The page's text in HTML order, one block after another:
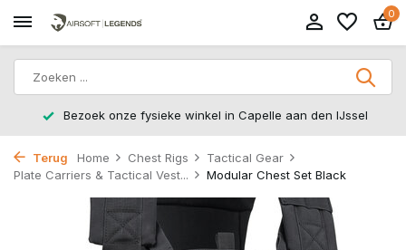
0
Bezoek onze fysieke winkel in Capelle aan den IJssel
Terug Home Chest Rigs
Tactical Gear
Plate Carriers & Tactical Vest...
Modular Chest Set Black